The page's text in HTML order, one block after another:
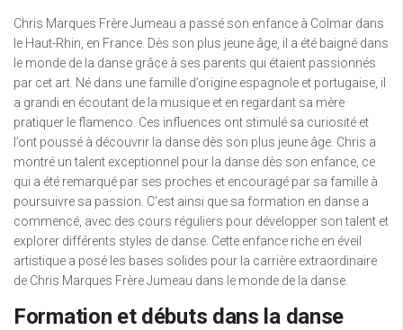
Chris Marques Frère Jumeau a passé son enfance à Colmar dans
le Haut-Rhin, en France. Dès son plus jeune âge, il a été baigné dans
le monde de la danse grâce à ses parents qui étaient passionnés
par cet art. Né dans une famille d’origine espagnole et portugaise, il
a grandi en écoutant de la musique et en regardant sa mère
pratiquer le flamenco. Ces influences ont stimulé sa curiosité et
l’ont poussé à découvrir la danse dès son plus jeune âge. Chris a
montré un talent exceptionnel pour la danse dès son enfance, ce
qui a été remarqué par ses proches et encouragé par sa famille à
poursuivre sa passion. C’est ainsi que sa formation en danse a
commencé, avec des cours réguliers pour développer son talent et
explorer différents styles de danse. Cette enfance riche en éveil
artistique a posé les bases solides pour la carrière extraordinaire
de Chris Marques Frère Jumeau dans le monde de la danse.
Formation et débuts dans la danse